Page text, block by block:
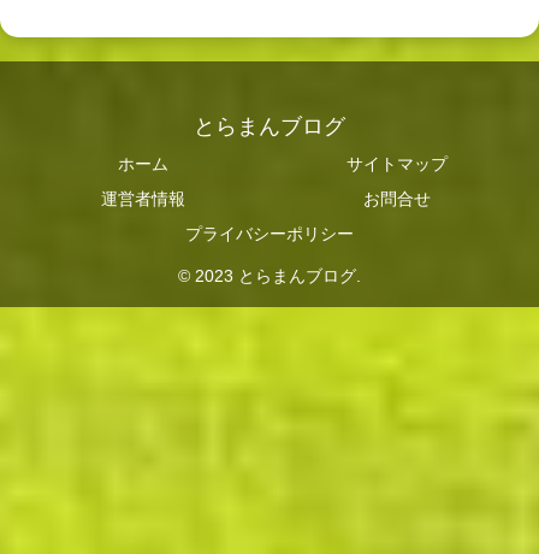
とらまんブログ
ホーム
サイトマップ
運営者情報
お問合せ
プライバシーポリシー
© 2023 とらまんブログ.